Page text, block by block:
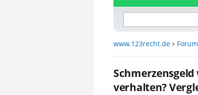
www.123recht.de Forum
verhalten?